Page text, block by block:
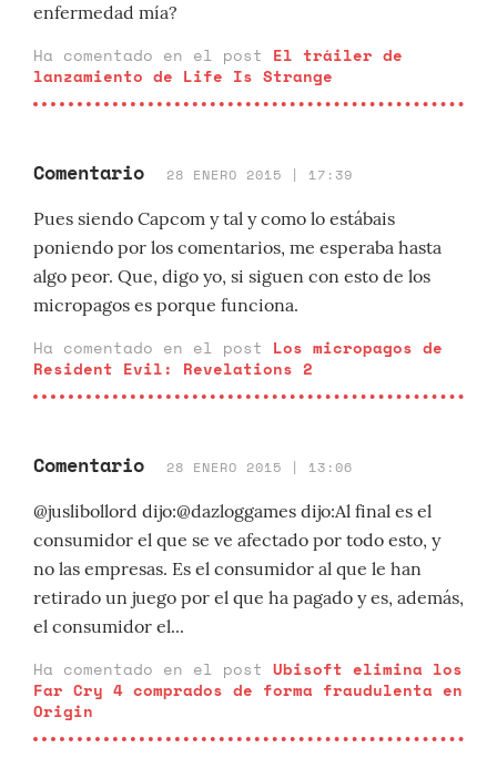
enfermedad mía?
Ha comentado en el post El tráiler de
lanzamiento de Life Is Strange
Comentario 28 ENERO 2015 | 17:39
Pues siendo Capcom y tal y como lo estábais
poniendo por los comentarios, me esperaba hasta
algo peor. Que, digo yo, si siguen con esto de los
micropagos es porque funciona.
Ha comentado en el post Los micropagos de
Resident Evil: Revelations 2
Comentario 28 ENERO 2015 | 13:06
@juslibollord dijo:@dazloggames dijo:Al final es el
consumidor el que se ve afectado por todo esto, y
no las empresas. Es el consumidor al que le han
retirado un juego por el que ha pagado y es, además,
el consumidor el...
Ha comentado en el post Ubisoft elimina los
Far Cry 4 comprados de forma fraudulenta en
Origin